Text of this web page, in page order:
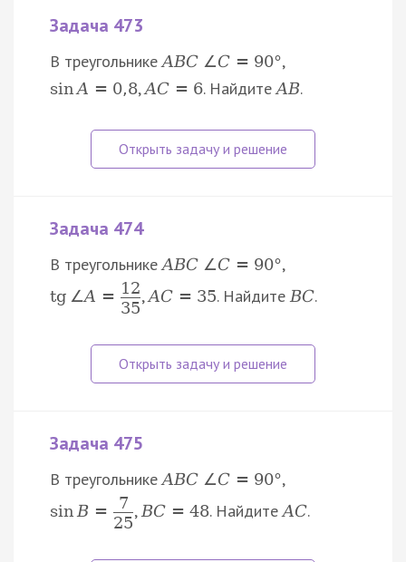
Задача 473
В треугольникеABC ∠C = 90°,
sinA = 0,8,AC = 6. НайдитеAB.
Задача 474
В треугольникеABC ∠C = 90°,
tg ∠A = 12
35
,AC = 35. НайдитеBC.
Задача 475
В треугольникеABC ∠C = 90°,
sinB =
7
25
,BC = 48. НайдитеAC.